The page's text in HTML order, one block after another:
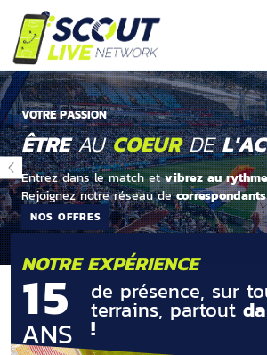
VOTRE PASSION
ÊTREAUCOEURDE
Entrez dans le match etvibrez au
Rejoignez notre réseau decorrespondants
NOS OFFRES
NOTRE EXPÉRIENCE
15
ANS
de présence, sur
terrains, partout
!